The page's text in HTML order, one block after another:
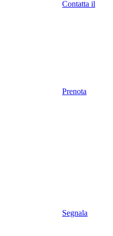
Contatta il
Prenota
Segnala